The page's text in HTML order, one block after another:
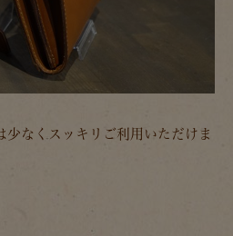
なくスッキリご利用いただけま